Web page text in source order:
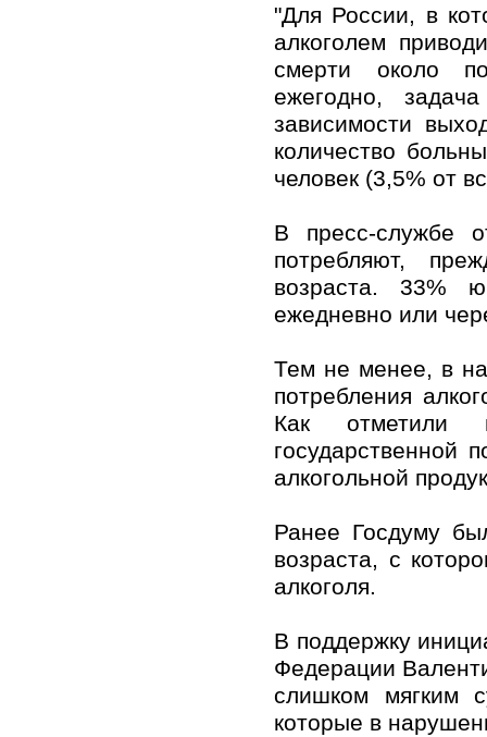
"Для России, в
алкоголем
смерти около
ежегодно,
зависимости
количество
человек (3,5% от
В пресс-службе
потребляют,
возраста. 33%
ежедневно или
Тем не менее, в
потребления
Как отметили
государственной
алкогольной
Ранее Госдуму
возраста, с
алкоголя.
В поддержку
Федерации
слишком мягким
которые в